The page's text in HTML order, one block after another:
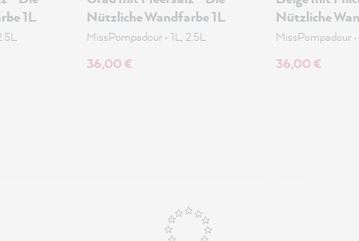
1L
Nützliche Wandfarbe 1L
MissPompadour • 1L, 2.5L
36,00 €
Nützliche
MissPompadour •
36,00 €